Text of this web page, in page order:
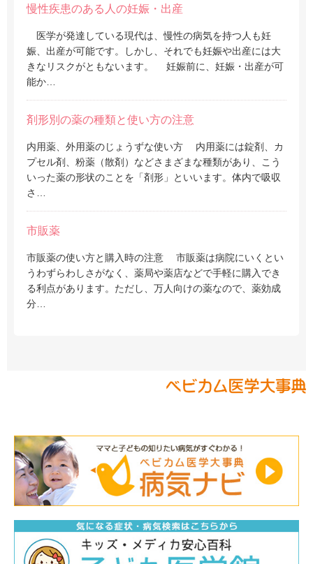
慢性疾患のある人の妊娠・出産
医学が発達している現代は、慢性の病気を持つ人も妊
娠、出産が可能です。しかし、それでも妊娠や出産には大
きなリスクがともないます。 妊娠前に、妊娠・出産が可
能か…
剤形別の薬の種類と使い方の注意
内用薬、外用薬のじょうずな使い方 内用薬には錠剤、カ
プセル剤、粉薬（散剤）などさまざまな種類があり、こう
いった薬の形状のことを「剤形」といいます。体内で吸収
さ…
市販薬
市販薬の使い方と購入時の注意 市販薬は病院にいくとい
うわずらわしさがなく、薬局や薬店などで手軽に購入でき
る利点があります。ただし、万人向けの薬なので、薬効成
分…